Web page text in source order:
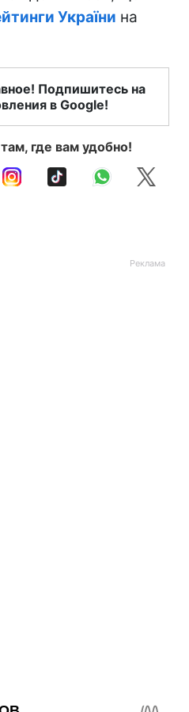
України на
Подпишитесь на
в Google!
где вам удобно!